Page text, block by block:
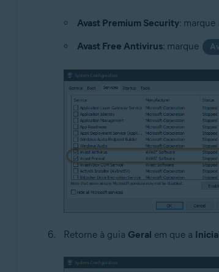
Avast Premium Security: marque
Avast Free Antivirus: marque
Retorne à guia Geral em que a